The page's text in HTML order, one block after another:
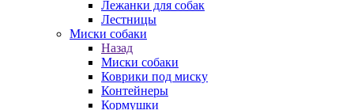
Лежанки для собак
Лестницы
Миски собаки
Назад
Миски собаки
Коврики под миску
Контейнеры
Кормушки